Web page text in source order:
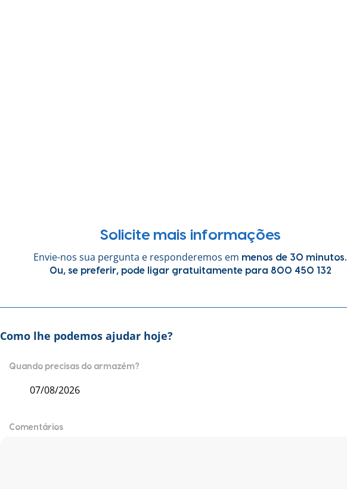
Solicite mais informações
Envie-nos sua pergunta e responderemos em menos de 30 minutos.
Ou, se preferir, pode ligar gratuitamente para 800 450 132
Como lhe podemos ajudar hoje?
Quando precisas do armazém?
Comentários